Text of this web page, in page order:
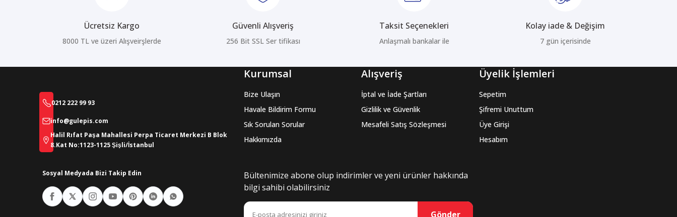
Ücretsiz Kargo
8000 TL ve üzeri Alışveirşlerde
Güvenli Alışveriş
256 Bit SSL Ser tifikası
Taksit Seçenekleri
Anlaşmalı bankalar ile
Kolay iade & Değişim
7 gün içerisinde
0212 222 99 93
info@gulepis.com
Halil Rıfat Paşa Mahallesi Perpa Ticaret Merkezi B Blok
8.Kat No:1123-1125 Şişli/İstanbul
Sosyal Medyada Bizi Takip Edin
Kurumsal
Bize Ulaşın
Havale Bildirim Formu
Sık Sorulan Sorular
Hakkımızda
Alışveriş
İptal ve İade Şartları
Gizlilik ve Güvenlik
Mesafeli Satış Sözleşmesi
Üyelik İşlemleri
Sepetim
Şifremi Unuttum
Üye Girişi
Hesabım
Bültenimize abone olup indirimler ve yeni ürünler hakkında
bilgi sahibi olabilirsiniz
Gönder